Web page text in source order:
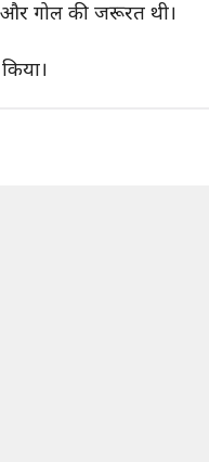
गोल की जरूरत थी।